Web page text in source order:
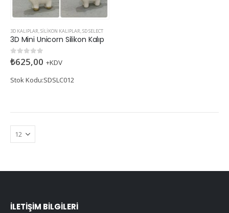
3D KALIPLAR,SILIKON KALIPLAR,SD SELECT
3D Mini Unicorn Silikon Kalıp
05 üzerinden
₺625,00 +KDV
Stok Kodu:SDSLC012
İLETIŞIM BILGILERI